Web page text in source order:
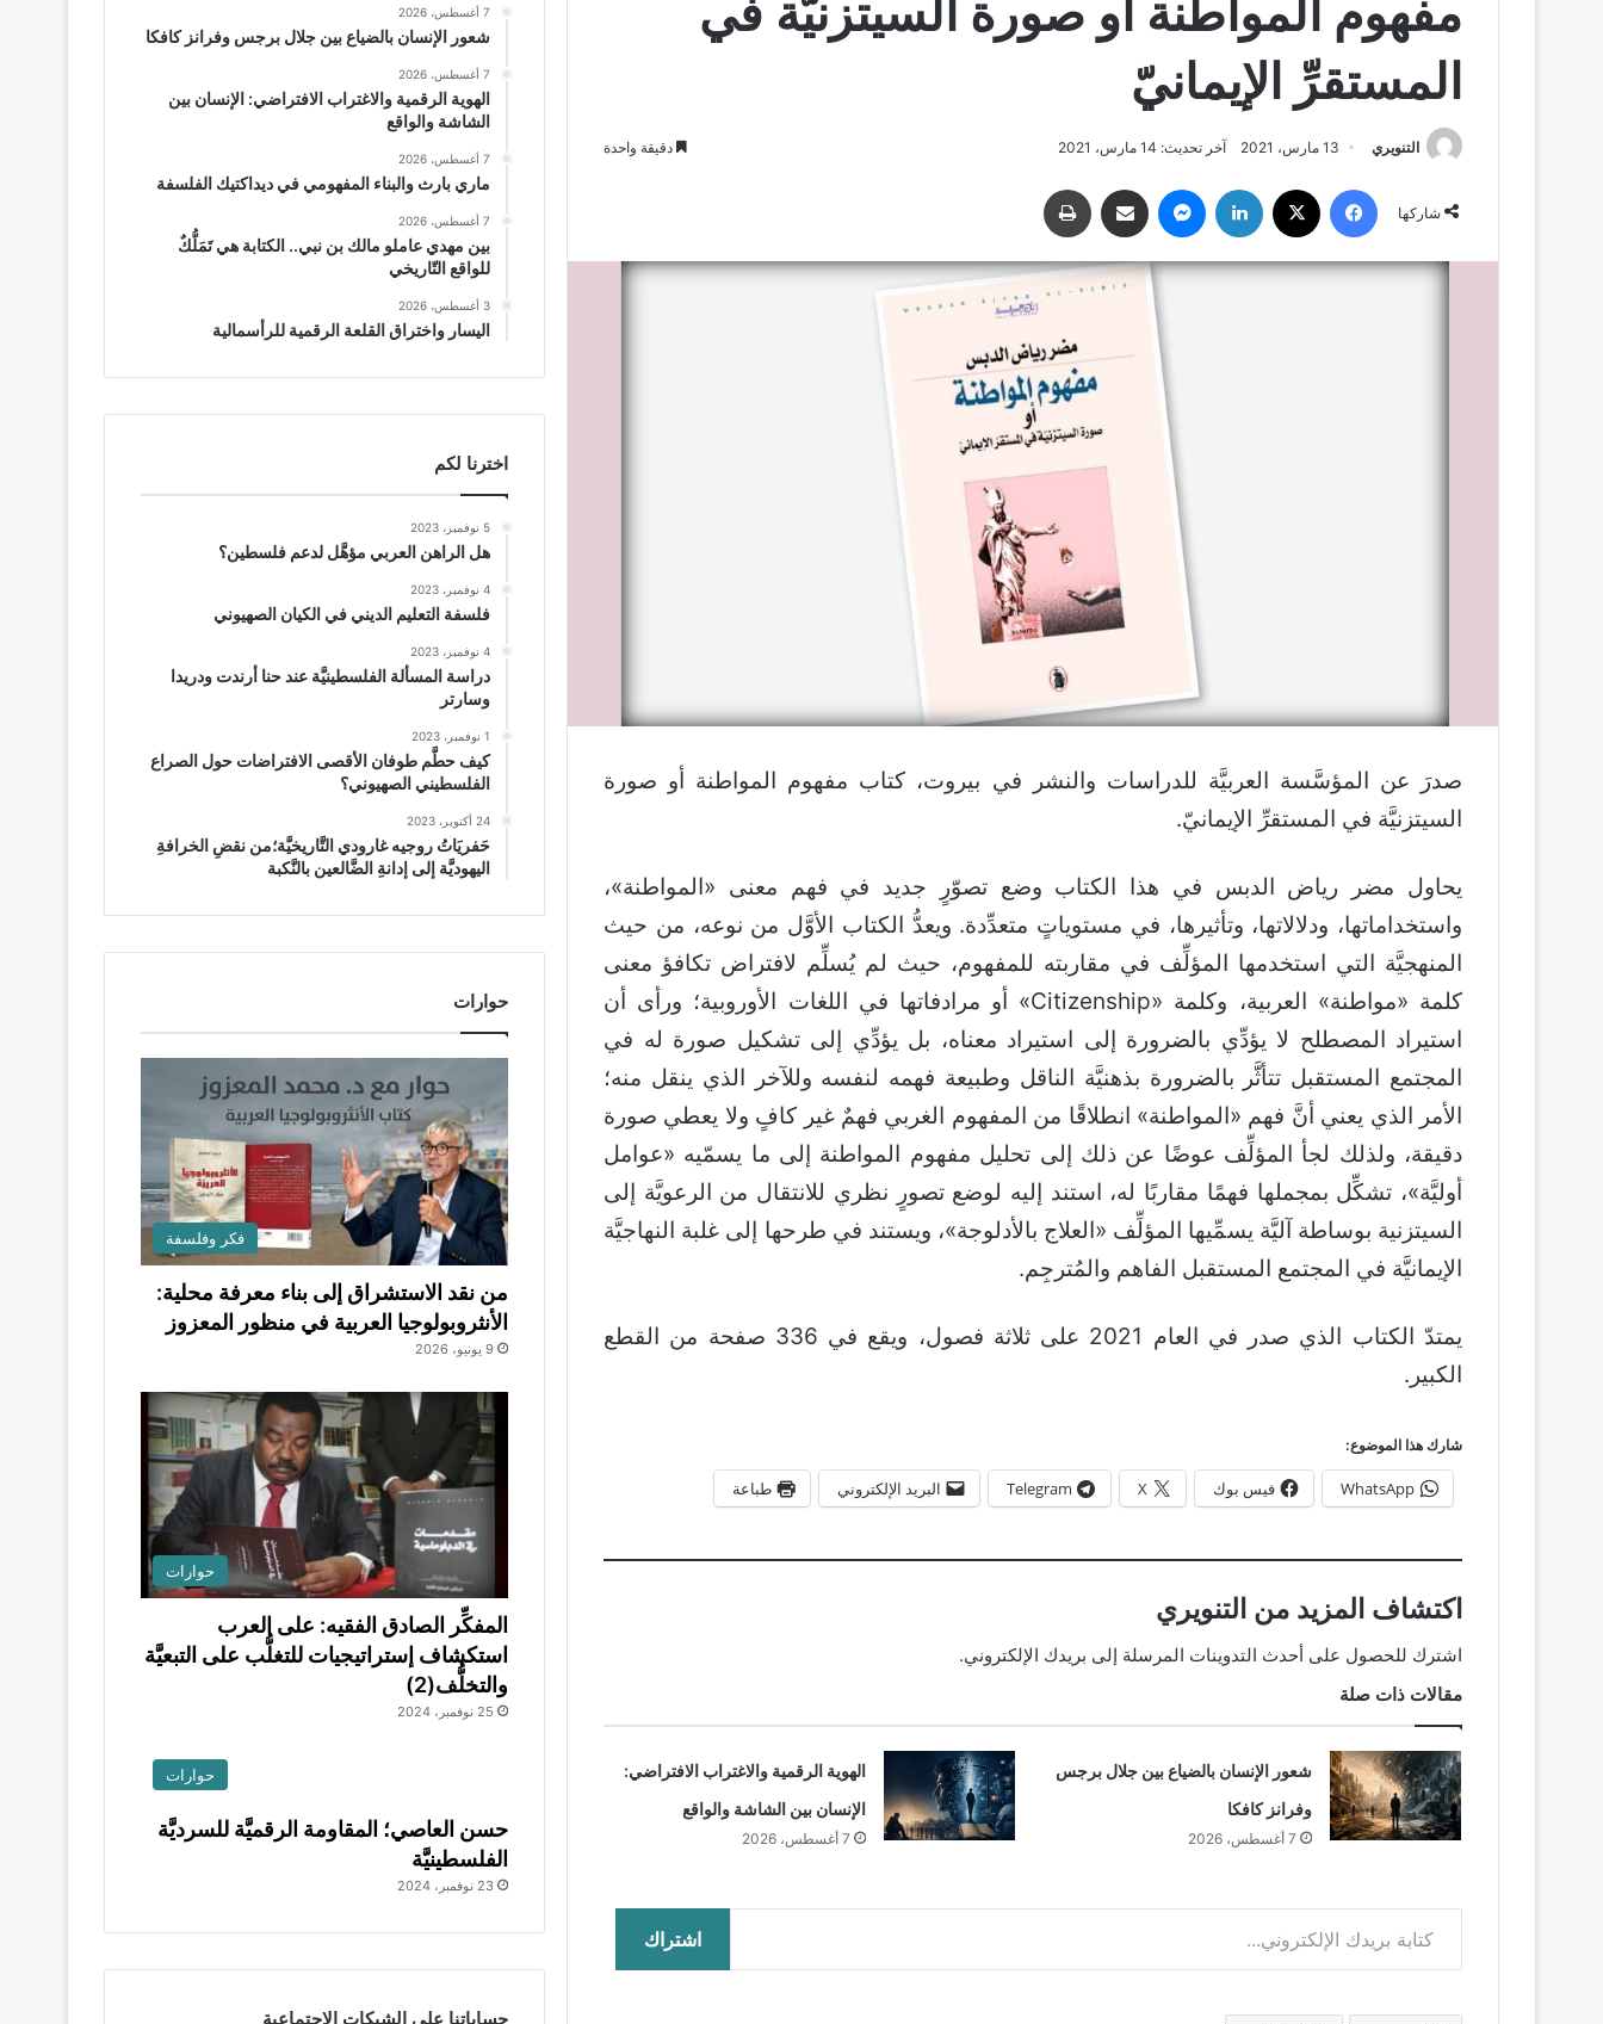
مفهوم المواطنة أو صورة السيتزنيَّة في
المستقرِّ الإيمانيّ
التنويري 13 مارس، 2021 آخر تحديث: 14 مارس، 2021 دقيقة واحدة
شاركها
صدرَ عن المؤسَّسة العربيَّة للدراسات والنشر في بيروت، كتاب مفهوم المواطنة أو صورة
السيتزنيَّة في المستقرِّ الإيمانيّ.
يحاول مضر رياض الدبس في هذا الكتاب وضع تصوّرٍ جديد في فهم معنى «المواطنة»،
واستخداماتها، ودلالاتها، وتأثيرها، في مستوياتٍ متعدِّدة. ويعدُّ الكتاب الأوَّل من نوعه، من حيث
المنهجيَّة التي استخدمها المؤلِّف في مقاربته للمفهوم، حيث لم يُسلِّم لافتراض تكافؤ معنى
كلمة «مواطنة» العربية، وكلمة «Citizenship» أو مرادفاتها في اللغات الأوروبية؛ ورأى أن
استيراد المصطلح لا يؤدِّي بالضرورة إلى استيراد معناه، بل يؤدِّي إلى تشكيل صورة له في
المجتمع المستقبل تتأثَّر بالضرورة بذهنيَّة الناقل وطبيعة فهمه لنفسه وللآخر الذي ينقل منه؛
الأمر الذي يعني أنَّ فهم «المواطنة» انطلاقًا من المفهوم الغربي فهمٌ غير كافٍ ولا يعطي صورة
دقيقة، ولذلك لجأ المؤلِّف عوضًا عن ذلك إلى تحليل مفهوم المواطنة إلى ما يسمّيه «عوامل
أوليَّة»، تشكِّل بمجملها فهمًا مقاربًا له، استند إليه لوضع تصورٍ نظري للانتقال من الرعويَّة إلى
السيتزنية بوساطة آليَّة يسمِّيها المؤلِّف «العلاج بالأدلوجة»، ويستند في طرحها إلى غلبة النهاجيَّة
الإيمانيَّة في المجتمع المستقبل الفاهم والمُترجِم.
يمتدّ الكتاب الذي صدر في العام 2021 على ثلاثة فصول، ويقع في 336 صفحة من القطع
الكبير.
شارك هذا الموضوع:
WhatsApp فيس بوك X
Telegram البريد الإلكتروني طباعة
اكتشاف المزيد من التنويري
اشترك للحصول على أحدث التدوينات المرسلة إلى بريدك الإلكتروني.
مقالات ذات صلة
شعور الإنسان بالضياع بين جلال برجس
وفرانز كافكا
7 أغسطس، 2026
الهوية الرقمية والاغتراب الافتراضي:
الإنسان بين الشاشة والواقع
7 أغسطس، 2026
اشتراك
7 أغسطس، 2026
شعور الإنسان بالضياع بين جلال برجس وفرانز كافكا
7 أغسطس، 2026
الهوية الرقمية والاغتراب الافتراضي: الإنسان بين
الشاشة والواقع
7 أغسطس، 2026
ماري بارث والبناء المفهومي في ديداكتيك الفلسفة
7 أغسطس، 2026
بين مهدي عاملو مالك بن نبي.. الكتابة هي تَمَلُّكٌ
للواقع التّاريخي
3 أغسطس، 2026
اليسار واختراق القلعة الرقمية للرأسمالية
اخترنا لكم
5 نوفمبر، 2023
هل الراهن العربي مؤهَّل لدعم فلسطين؟
4 نوفمبر، 2023
فلسفة التعليم الديني في الكيان الصهيوني
4 نوفمبر، 2023
دراسة المسألة الفلسطينيَّة عند حنا أرندت ودريدا
وسارتر
1 نوفمبر، 2023
كيف حطَّم طوفان الأقصى الافتراضات حول الصراع
الفلسطيني الصهيوني؟
24 أكتوبر، 2023
حَفريَاتُ روجيه غارودي التَّاريخيَّة؛من نقضِ الخرافةِ
اليهوديَّة إلى إدانةِ الضَّالعين بالنَّكبة
حوارات
فكر وفلسفة
من نقد الاستشراق إلى بناء معرفة محلية:
الأنثروبولوجيا العربية في منظور المعزوز
9 يونيو، 2026
حوارات
المفكِّر الصادق الفقيه: على العرب
استكشاف إستراتيجيات للتغلُّب على التبعيَّة
والتخلُّف(2)
25 نوفمبر، 2024
حوارات
حسن العاصي؛ المقاومة الرقميَّة للسرديَّة
الفلسطينيَّة
23 نوفمبر، 2024
حساباتنا على الشبكات الاجتماعية